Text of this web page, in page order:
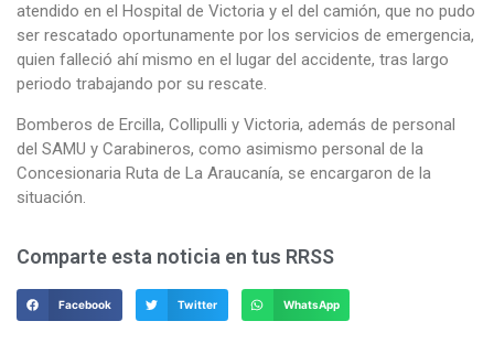
atendido en el Hospital de Victoria y el del camión, que no pudo
ser rescatado oportunamente por los servicios de emergencia,
quien falleció ahí mismo en el lugar del accidente, tras largo
periodo trabajando por su rescate.
Bomberos de Ercilla, Collipulli y Victoria, además de personal
del SAMU y Carabineros, como asimismo personal de la
Concesionaria Ruta de La Araucanía, se encargaron de la
situación.
Comparte esta noticia en tus RRSS
Facebook Twitter WhatsApp